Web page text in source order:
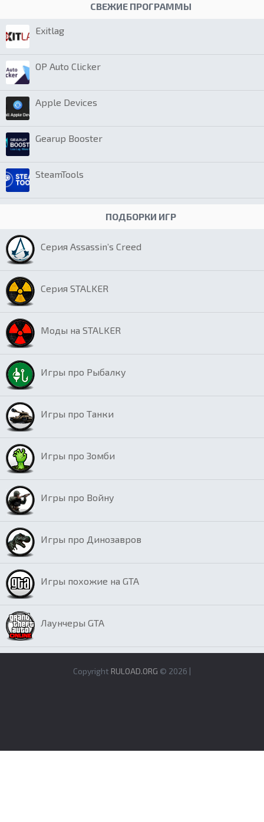
СВЕЖИЕ ПРОГРАММЫ
Exitlag
OP Auto Clicker
Apple Devices
Gearup Booster
SteamTools
ПОДБОРКИ ИГР
Серия Assassin’s Creed
Серия STALKER
Моды на STALKER
Игры про Рыбалку
Игры про Танки
Игры про Зомби
Игры про Войну
Игры про Динозавров
Игры похожие на GTA
Лаунчеры GTA
Copyright RULOAD.ORG © 2026 |